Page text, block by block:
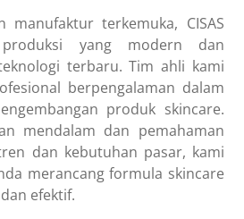
manufaktur terkemuka, CISAS
yang modern dan
terbaru. Tim ahli kami
berpengalaman dalam
produk skincare.
mendalam dan pemahaman
dan kebutuhan pasar, kami
merancang formula skincare
efektif.